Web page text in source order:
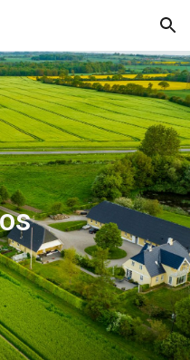
Skip to navigation